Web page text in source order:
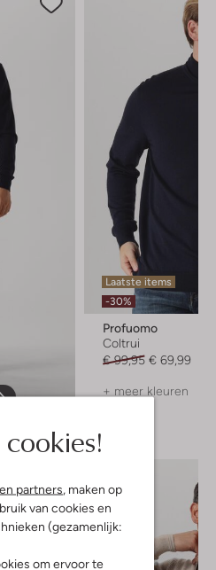
cookies!
partners, maken op
van cookies en
(gezamenlijk:
om ervoor te
Laatste items
-30%
Profuomo
Coltrui
€ 99,95 € 69,99
+ meer kleuren